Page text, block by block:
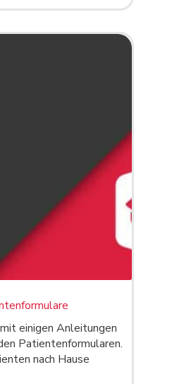
einigen Anleitungen
Patientenformularen.
nach Hause